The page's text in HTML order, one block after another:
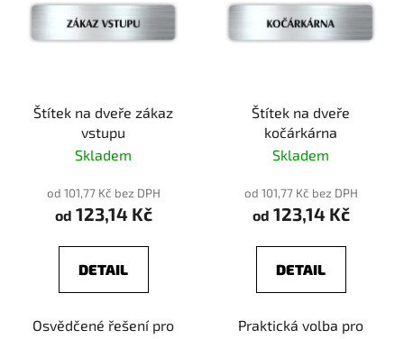
Štítek na dveře zákaz
vstupu
Skladem
od 101,77 Kč bez DPH
od 123,14 Kč
DETAIL
Osvědčené řešení pro
Štítek na dveře
kočárkárna
Skladem
od 101,77 Kč bez DPH
od 123,14 Kč
DETAIL
Praktická volba pro